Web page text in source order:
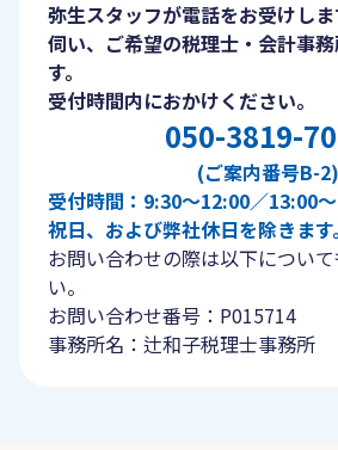
弥生スタッフが電話をお受けし
伺い、ご希望の税理士・会計事
す。
受付時間内におかけください。
050-3819-
(ご案内番号B-2)
受付時間：9:30〜12:00／13:00
祝日、および弊社休日を除きます
お問い合わせの際は以下につい
い。
お問い合わせ番号：P015714
事務所名：辻和子税理士事務所